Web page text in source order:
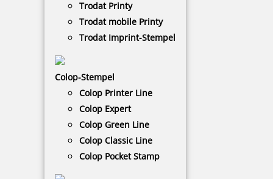
Trodat Printy
Trodat mobile Printy
Trodat Imprint-Stempel
Colop-Stempel
Colop Printer Line
Colop Expert
Colop Green Line
Colop Classic Line
Colop Pocket Stamp
abdrucken. REINER-Produkte entsprechen den
Anforderungen des ElektroG. ( WEEE-Reg.-Nr.: DE
NACH WUNSCHSTEMPEL FILTERN
€-
€+